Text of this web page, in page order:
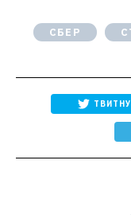
СБЕР